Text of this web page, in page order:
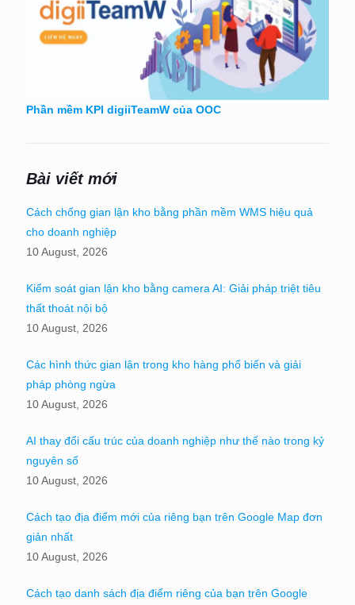
Phần mềm KPI digiiTeamW của OOC
Bài viết mới
Cách chống gian lận kho bằng phần mềm WMS hiệu quả
cho doanh nghiệp
10 August, 2026
Kiểm soát gian lận kho bằng camera AI: Giải pháp triệt tiêu
thất thoát nội bộ
10 August, 2026
Các hình thức gian lận trong kho hàng phổ biến và giải
pháp phòng ngừa
10 August, 2026
AI thay đổi cấu trúc của doanh nghiệp như thế nào trong kỷ
nguyên số
10 August, 2026
Cách tạo địa điểm mới của riêng bạn trên Google Map đơn
giản nhất
10 August, 2026
Cách tạo danh sách địa điểm riêng của bạn trên Google